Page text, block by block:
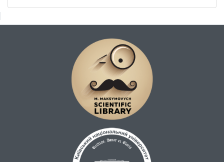
поляризованого плюралізму. Було
доведено, що для партійної системи
генезису, є виправданим відсутність
чітких рамок у функціонуванні партій.